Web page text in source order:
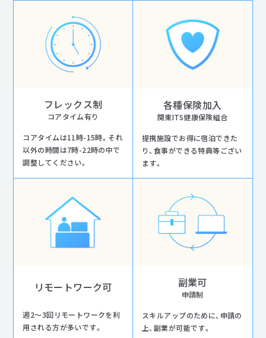
フレックス制
コアタイム有り
コアタイムは11時-15時。それ
以外の時間は7時-22時の中で
調整してください。
各種保険加入
関東ITS健康保険組合
提携施設でお得に宿泊できた
り、食事ができる特典等ござい
ます。
リモートワーク可
週2～3回リモートワークを利
用される方が多いです。
副業可
申請制
スキルアップのために、申請の
上、副業が可能です。